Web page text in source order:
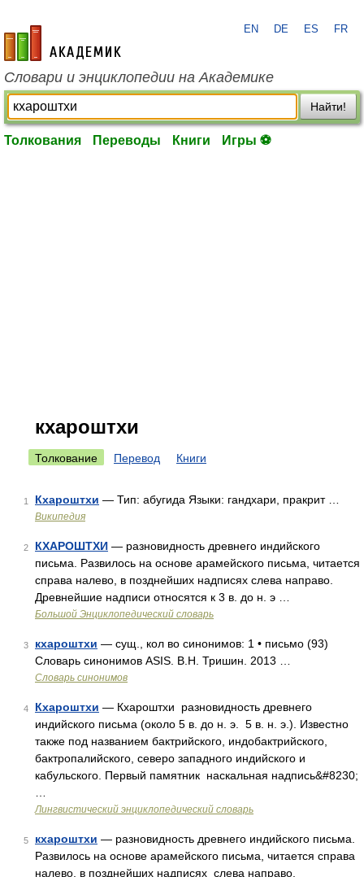
academic.ru
EN DE ES FR
Словари и энциклопедии на Академике
Найти!
Толкования Переводы Книги Игры ⚽
кхароштхи
Толкование Перевод Книги
1 Кхароштхи — Тип: абугида Языки: гандхари, пракрит …
Википедия
2 КХАРОШТХИ — разновидность древнего индийского
письма. Развилось на основе арамейского письма, читается
справа налево, в позднейших надписях слева направо.
Древнейшие надписи относятся к 3 в. до н. э …
Большой Энциклопедический словарь
3 кхароштхи — сущ., кол во синонимов: 1 • письмо (93)
Словарь синонимов ASIS. В.Н. Тришин. 2013 …
Словарь синонимов
4 Кхароштхи — Кхароштхи разновидность древнего
индийского письма (около 5 в. до н. э. 5 в. н. э.). Известно
также под названием бактрийского, индобактрийского,
бактропалийского, северо западного индийского и
кабульского. Первый памятник наскальная надпись&#8230;
Лингвистический энциклопедический словарь
5 кхароштхи — разновидность древнего индийского письма.
Развилось на основе арамейского письма, читается справа
налево, в позднейших надписях слева направо.